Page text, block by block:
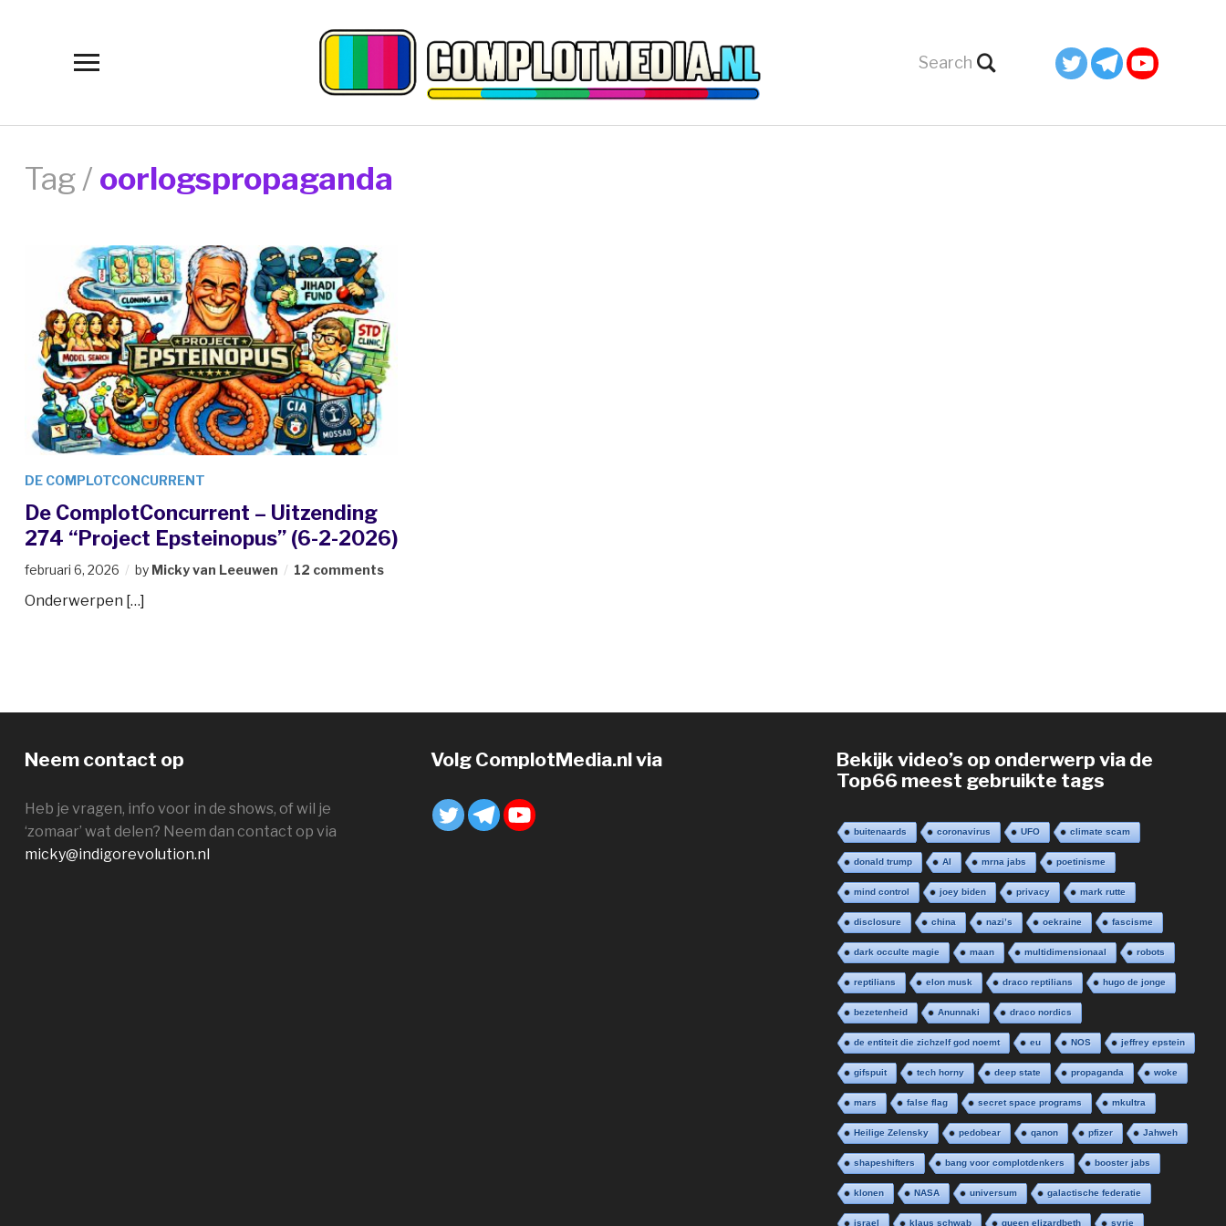
Toggle
Tag / oorlogspropaganda
DE COMPLOTCONCURRENT
De ComplotConcurrent – Uitzending
274 “Project Epsteinopus” (6-2-2026)
februari 6, 2026 by Micky van Leeuwen 12 comments
Onderwerpen […]
Neem contact op
Heb je vragen, info voor in de shows, of wil je
‘zomaar’ wat delen? Neem dan contact op via
micky@indigorevolution.nl
Volg ComplotMedia.nl via
Bekijk video’s op onderwerp via de
Top66 meest gebruikte tags
buitenaards coronavirus UFO climate scam
donald trump AI mrna jabs poetinisme
mind control joey biden privacy mark rutte
disclosure china nazi’s oekraine fascisme
dark occulte magie maan multidimensionaal robots
reptilians elon musk draco reptilians hugo de jonge
bezetenheid Anunnaki draco nordics
de entiteit die zichzelf god noemt eu NOS jeffrey epstein
gifspuit tech horny deep state propaganda woke
mars false flag secret space programs mkultra
Heilige Zelensky pedobear qanon pfizer Jahweh
shapeshifters bang voor complotdenkers booster jabs
klonen NASA universum galactische federatie
israel klaus schwab queen elizardbeth syrie